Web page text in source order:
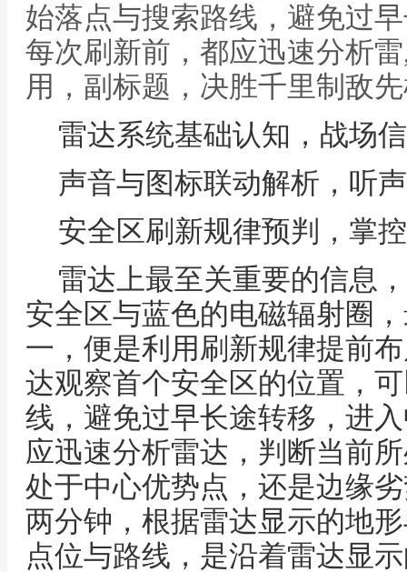
始落点与搜索路线，避免过
每次刷新前，都应迅速分析
用，副标题，决胜千里制敌
雷达系统基础认知，战场
声音与图标联动解析，听
安全区刷新规律预判，掌
雷达上最至关重要的信息
安全区与蓝色的电磁辐射圈
一，便是利用刷新规律提前
达观察首个安全区的位置，
线，避免过早长途转移，进
应迅速分析雷达，判断当前
处于中心优势点，还是边缘
两分钟，根据雷达显示的地
点位与路线，是沿着雷达显